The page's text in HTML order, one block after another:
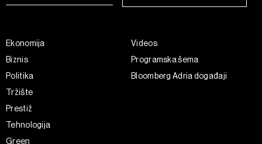
Ekonomija
Biznis
Politika
Tržište
Prestiž
Tehnologija
Green
Videos
Programska šema
Bloomberg Adria događaji